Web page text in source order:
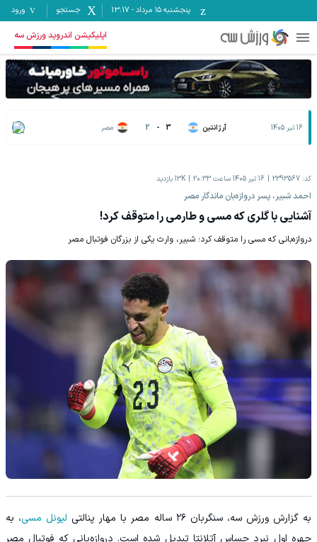
پنجشنبه ۱۵ مرداد -
13:17 جستجو ورود
اپلیکیشن اندروید ورزش سه
16 تیر 1405 آرژانتین 3
-
2 مصر
کد: 2393567 16 تیر 1405 ساعت 20:33 13K بازدید
احمد شبیر، پسر دروازه‌بان ماندگار مصر
آشنایی با گلری که مسی و طارمی را متوقف کرد!
دروازه‌بانی که مسی را متوقف کرد؛ شبیر، وارث یکی از بزرگان فوتبال مصر
به گزارش ورزش سه، سنگربان ۲۶ ساله مصر با مهار پنالتی لیونل مسی، به
چهره اول نبرد حساس آتلانتا تبدیل شده است. دروازه‌بانی که فوتبال مصر